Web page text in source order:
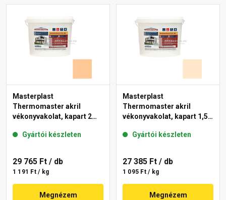
Masterplast
Thermomaster akril
vékonyvakolat, kapart 2
Gyártói készleten
29 765 Ft / db
1 191 Ft / kg
Megnézem
Masterplast
Thermomaster akril
vékonyvakolat, kapart 1,5
Gyártói készleten
27 385 Ft / db
1 095 Ft / kg
Megnézem